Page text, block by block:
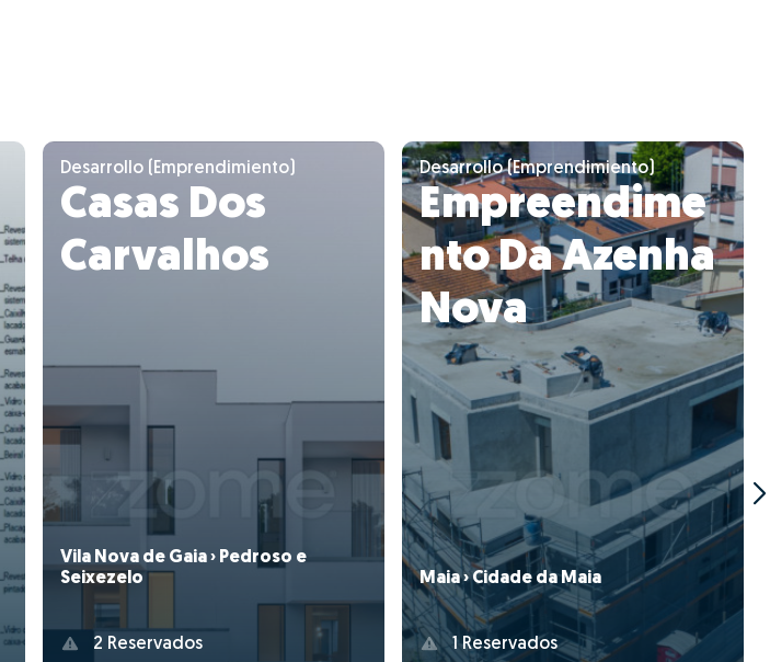
Desarrollo (Emprendimiento)
Casas Dos
Carvalhos
Vila Nova de Gaia › Pedroso e
Seixezelo
2 Reservados
Desarrollo (Emprendimiento)
Empreendime
nto Da Azenha
Nova
Maia › Cidade da Maia
1 Reservados